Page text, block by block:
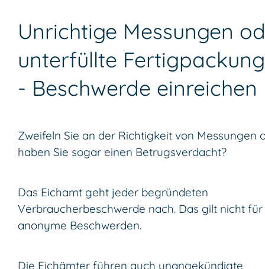
Unrichtige Messungen
unterfüllte
- Beschwerde einreichen
Zweifeln Sie an der Richtigkeit von Messungen
haben Sie sogar einen Betrugsverdacht?
Das Eichamt geht jeder begründeten
Verbraucherbeschwerde nach. Das gilt nicht für
anonyme Beschwerden.
Die Eichämter führen auch unangekündigte